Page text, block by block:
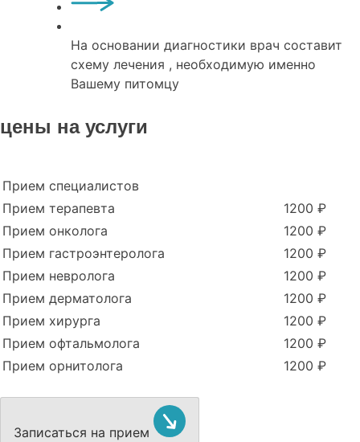
На основании диагностики врач составит
схему лечения , необходимую именно
Вашему питомцу
цены на услуги
Прием специалистов
Прием терапевта
1200 ₽
Прием онколога
1200 ₽
Прием гастроэнтеролога
1200 ₽
Прием невролога
1200 ₽
Прием дерматолога
1200 ₽
Прием хирурга
1200 ₽
Прием офтальмолога
1200 ₽
Прием орнитолога
1200 ₽
Записаться на прием